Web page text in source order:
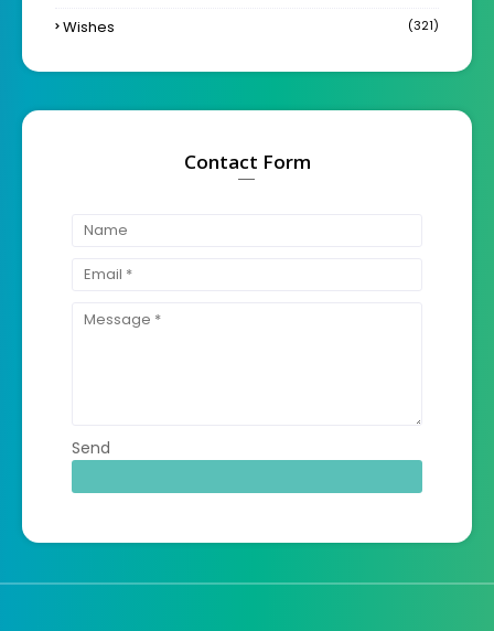
Wishes (321)
Contact Form
Send